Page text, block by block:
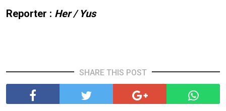
Reporter : Her / Yus
SHARE THIS POST